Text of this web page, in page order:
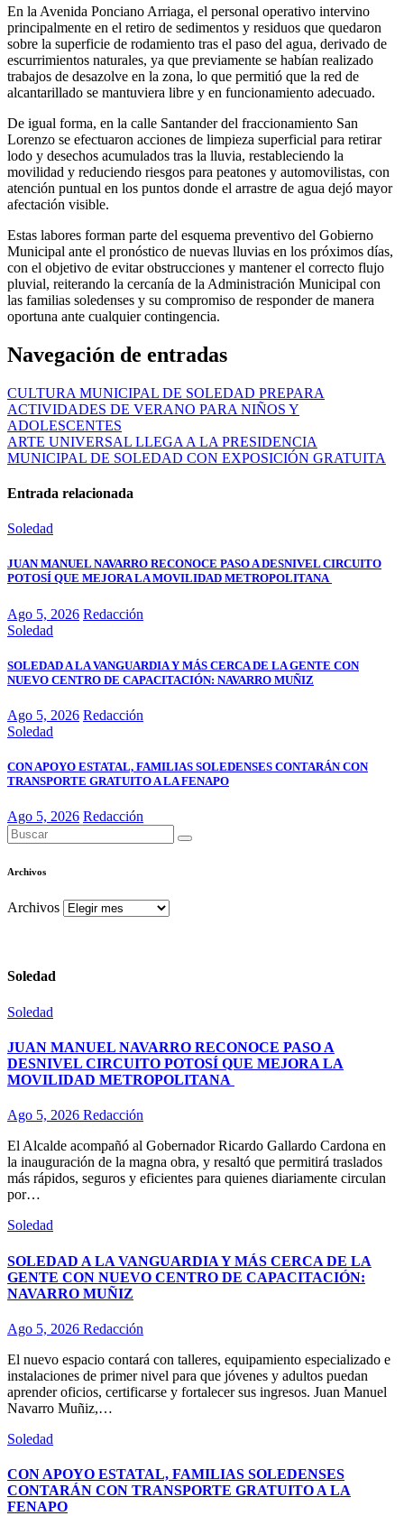
En la Avenida Ponciano Arriaga, el personal operativo intervino
principalmente en el retiro de sedimentos y residuos que quedaron
sobre la superficie de rodamiento tras el paso del agua, derivado de
escurrimientos naturales, ya que previamente se habían realizado
trabajos de desazolve en la zona, lo que permitió que la red de
alcantarillado se mantuviera libre y en funcionamiento adecuado.
De igual forma, en la calle Santander del fraccionamiento San
Lorenzo se efectuaron acciones de limpieza superficial para retirar
lodo y desechos acumulados tras la lluvia, restableciendo la
movilidad y reduciendo riesgos para peatones y automovilistas, con
atención puntual en los puntos donde el arrastre de agua dejó mayor
afectación visible.
Estas labores forman parte del esquema preventivo del Gobierno
Municipal ante el pronóstico de nuevas lluvias en los próximos días,
con el objetivo de evitar obstrucciones y mantener el correcto flujo
pluvial, reiterando la cercanía de la Administración Municipal con
las familias soledenses y su compromiso de responder de manera
oportuna ante cualquier contingencia.
Navegación de entradas
CULTURA MUNICIPAL DE SOLEDAD PREPARA
ACTIVIDADES DE VERANO PARA NIÑOS Y
ADOLESCENTES
ARTE UNIVERSAL LLEGA A LA PRESIDENCIA
MUNICIPAL DE SOLEDAD CON EXPOSICIÓN GRATUITA
Entrada relacionada
Soledad
JUAN MANUEL NAVARRO RECONOCE PASO A DESNIVEL CIRCUITO
POTOSÍ QUE MEJORA LA MOVILIDAD METROPOLITANA
Ago 5, 2026 Redacción
Soledad
SOLEDAD A LA VANGUARDIA Y MÁS CERCA DE LA GENTE CON
NUEVO CENTRO DE CAPACITACIÓN: NAVARRO MUÑIZ
Ago 5, 2026 Redacción
Soledad
CON APOYO ESTATAL, FAMILIAS SOLEDENSES CONTARÁN CON
TRANSPORTE GRATUITO A LA FENAPO
Ago 5, 2026 Redacción
Archivos
Archivos
Soledad
Soledad
JUAN MANUEL NAVARRO RECONOCE PASO A
DESNIVEL CIRCUITO POTOSÍ QUE MEJORA LA
MOVILIDAD METROPOLITANA
Ago 5, 2026 Redacción
El Alcalde acompañó al Gobernador Ricardo Gallardo Cardona en
la inauguración de la magna obra, y resaltó que permitirá traslados
más rápidos, seguros y eficientes para quienes diariamente circulan
por…
Soledad
SOLEDAD A LA VANGUARDIA Y MÁS CERCA DE LA
GENTE CON NUEVO CENTRO DE CAPACITACIÓN:
NAVARRO MUÑIZ
Ago 5, 2026 Redacción
El nuevo espacio contará con talleres, equipamiento especializado e
instalaciones de primer nivel para que jóvenes y adultos puedan
aprender oficios, certificarse y fortalecer sus ingresos. Juan Manuel
Navarro Muñiz,…
Soledad
CON APOYO ESTATAL, FAMILIAS SOLEDENSES
CONTARÁN CON TRANSPORTE GRATUITO A LA
FENAPO